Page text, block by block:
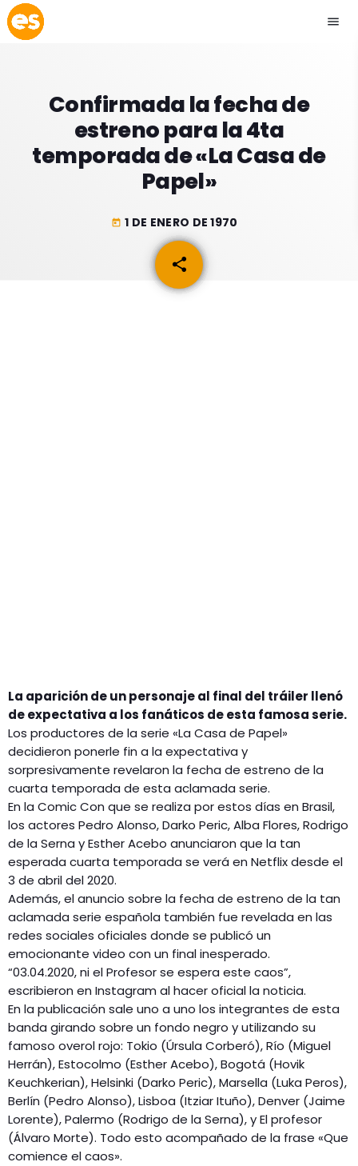
menu
EMISIÓN LA PAZ
play_arrow EMISIÓN COCHABAMBA
Confirmada la fecha de
estreno para la 4ta
temporada de «La Casa de
Papel»
today 1 DE ENERO DE 1970
share
email
La aparición de un personaje al final del tráiler llenó
de expectativa a los fanáticos de esta famosa serie.
Los productores de la serie «La Casa de Papel»
decidieron ponerle fin a la expectativa y
sorpresivamente revelaron la fecha de estreno de la
cuarta temporada de esta aclamada serie.
En la Comic Con que se realiza por estos días en Brasil,
los actores Pedro Alonso, Darko Peric, Alba Flores, Rodrigo
de la Serna y Esther Acebo anunciaron que la tan
esperada cuarta temporada se verá en Netflix desde el
3 de abril del 2020.
Además, el anuncio sobre la fecha de estreno de la tan
aclamada serie española también fue revelada en las
redes sociales oficiales donde se publicó un
emocionante video con un final inesperado.
“03.04.2020, ni el Profesor se espera este caos”,
escribieron en Instagram al hacer oficial la noticia.
En la publicación sale uno a uno los integrantes de esta
banda girando sobre un fondo negro y utilizando su
famoso overol rojo: Tokio (Úrsula Corberó), Río (Miguel
Herrán), Estocolmo (Esther Acebo), Bogotá (Hovik
Keuchkerian), Helsinki (Darko Peric), Marsella (Luka Peros),
Berlín (Pedro Alonso), Lisboa (Itziar Ituño), Denver (Jaime
Lorente), Palermo (Rodrigo de la Serna), y El profesor
(Álvaro Morte). Todo esto acompañado de la frase «Que
comience el caos».